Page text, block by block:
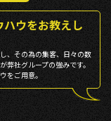
ウをお教えし
、その為の集客、⽇々の数
弊社グループの強みです。
をご⽤意。